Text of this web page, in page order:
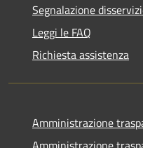
Segnalazione
Leggi le FAQ
Richiesta assistenza
Amministrazione